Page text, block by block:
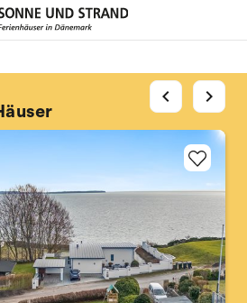
chevron_left chevron_right